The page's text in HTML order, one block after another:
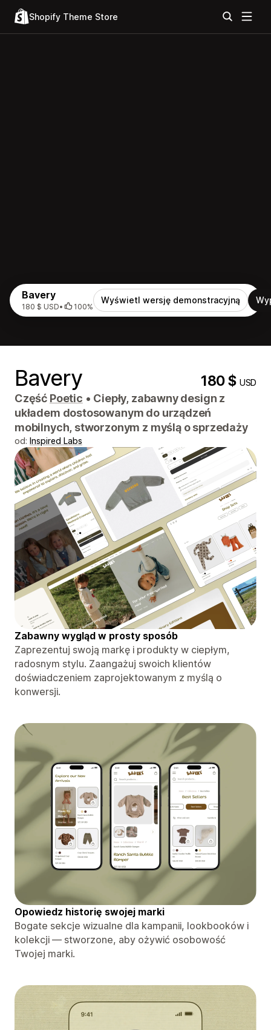
Shopify Theme Store
Bavery
180 $ USD• 100%
Wyświetl wersję demonstracyjną
Bavery 180 $USD
Część Poetic • Ciepły, zabawny design z
układem dostosowanym do urządzeń
mobilnych, stworzonym z myślą o sprzedaży
od: Inspired Labs
Zabawny wygląd w prosty sposób
Zaprezentuj swoją markę i produkty w ciepłym,
radosnym stylu. Zaangażuj swoich klientów
doświadczeniem zaprojektowanym z myślą o
konwersji.
Opowiedz historię swojej marki
Bogate sekcje wizualne dla kampanii, lookbooków i
kolekcji — stworzone, aby ożywić osobowość
Twojej marki.